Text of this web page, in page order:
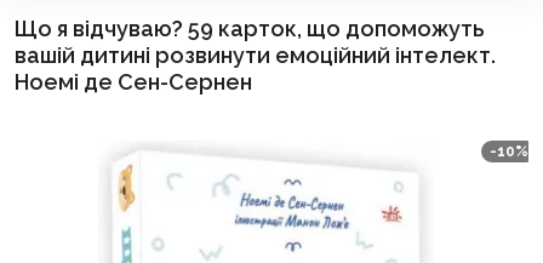
Що я відчуваю? 59 карток, що допоможуть
вашій дитині розвинути емоційний інтелект.
Ноемі де Сен-Сернен
-10%